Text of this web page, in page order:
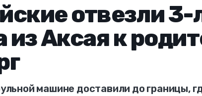
отвезли 3-
Аксая к
машине доставили до границы,